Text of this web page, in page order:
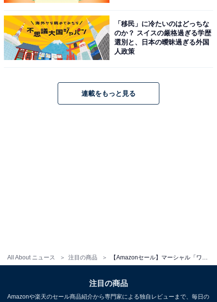
All About ニュース 注目の商品
Bluetooth/Qi充電対応/通話対応 【国内正規品】
Amazonで見る
マーシャル「Motif Ⅱ」
「移民」に冷たいのはどっちな
のか？ スイスの厳格過ぎる学歴
選別と、日本の曖昧過ぎる外国
人政策
連載をもっと見る
注目の商品
Amazonや楽天のセール商品紹介から専門家による独自レビューまで、毎日の